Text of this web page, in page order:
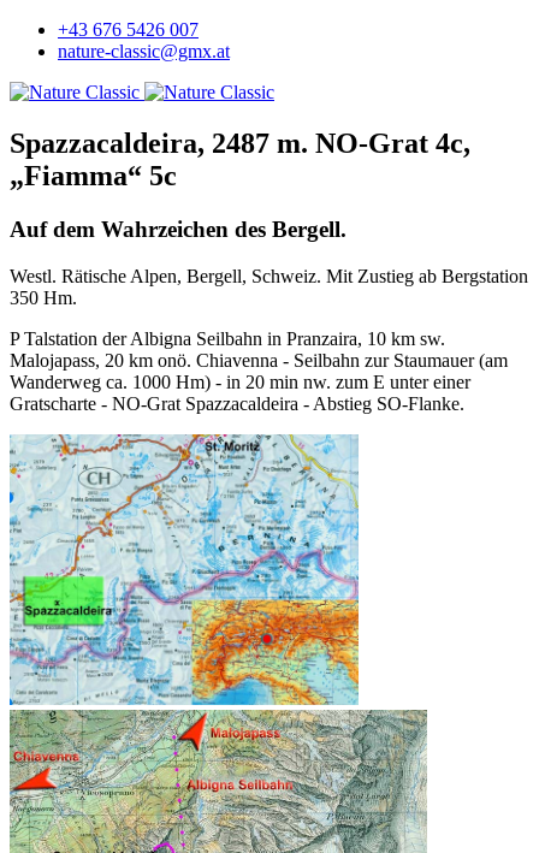
+43 676 5426 007
nature-classic@gmx.at
Spazzacaldeira, 2487 m. NO-Grat 4c,
„Fiamma“ 5c
Auf dem Wahrzeichen des Bergell.
Westl. Rätische Alpen, Bergell, Schweiz. Mit Zustieg ab Bergstation
350 Hm.
P Talstation der Albigna Seilbahn in Pranzaira, 10 km sw.
Malojapass, 20 km onö. Chiavenna - Seilbahn zur Staumauer (am
Wanderweg ca. 1000 Hm) - in 20 min nw. zum E unter einer
Gratscharte - NO-Grat Spazzacaldeira - Abstieg SO-Flanke.